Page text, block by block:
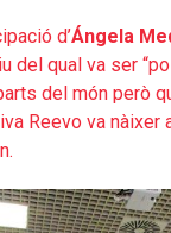
d’Ángela
del qual va ser
del món però
Reevo va